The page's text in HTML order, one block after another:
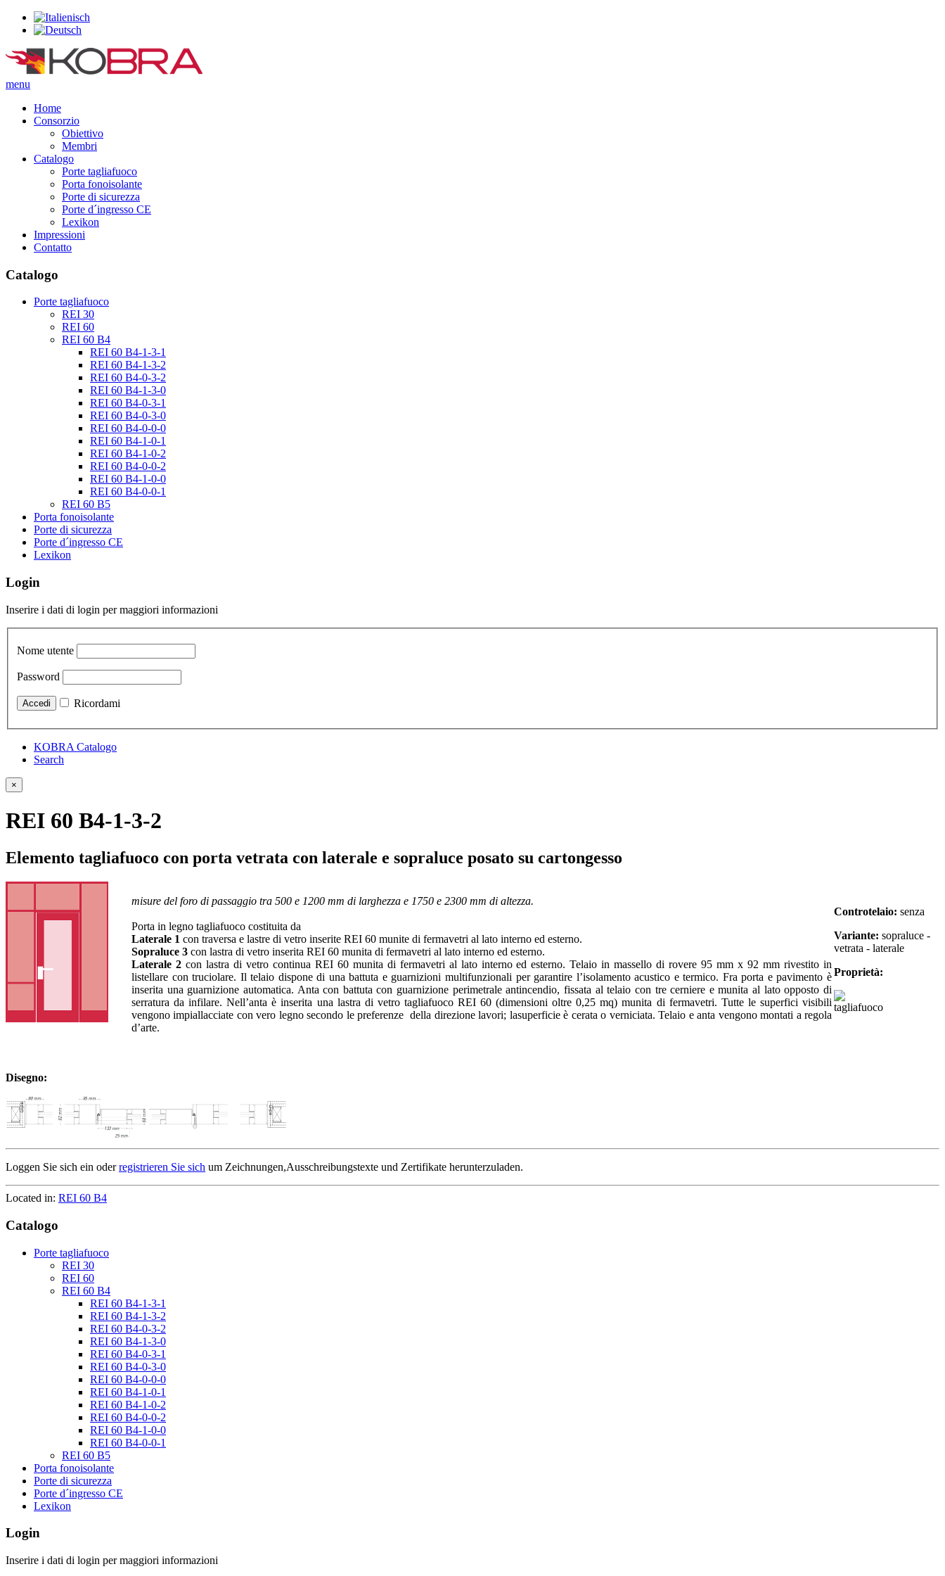
menu
Home
Consorzio
Obiettivo
Membri
Catalogo
Porte tagliafuoco
Porta fonoisolante
Porte di sicurezza
Porte d´ingresso CE
Lexikon
Impressioni
Contatto
Catalogo
Porte tagliafuoco
REI 30
REI 60
REI 60 B4
REI 60 B4-1-3-1
REI 60 B4-1-3-2
REI 60 B4-0-3-2
REI 60 B4-1-3-0
REI 60 B4-0-3-1
REI 60 B4-0-3-0
REI 60 B4-0-0-0
REI 60 B4-1-0-1
REI 60 B4-1-0-2
REI 60 B4-0-0-2
REI 60 B4-1-0-0
REI 60 B4-0-0-1
REI 60 B5
Porta fonoisolante
Porte di sicurezza
Porte d´ingresso CE
Lexikon
Login
Inserire i dati di login per maggiori informazioni
Nome utente
Password
Ricordami
KOBRA Catalogo
Search
×
REI 60 B4-1-3-2
Elemento tagliafuoco con porta vetrata con laterale e sopraluce posato su cartongesso
misure del foro di passaggio tra 500 e 1200 mm di larghezza e 1750 e 2300 mm di altezza.
Porta in legno tagliafuoco costituita da
Laterale 1 con traversa e lastre di vetro inserite REI 60 munite di fermavetri al lato interno ed esterno.
Sopraluce 3 con lastra di vetro inserita REI 60 munita di fermavetri al lato interno ed esterno.
Laterale 2con lastra di vetro continua REI 60 munita di fermavetri al lato interno ed esterno. Telaio in massello di rovere 95 mm x 92 mm rivestito in
listellare con truciolare. Il telaio dispone di una battuta e guarnizioni multifunzionali per garantire l’isolamento acustico e termico. Fra porta e pavimento è
inserita una guarnizione automatica. Anta con battuta con guarnizione perimetrale antincendio, fissata al telaio con tre cerniere e munita al lato opposto di
serratura da infilare. Nell’anta è inserita una lastra di vetro tagliafuoco REI 60 (dimensioni oltre 0,25 mq) munita di fermavetri. Tutte le superfici visibili
vengono impiallacciate con vero legno secondo le preferenze della direzione lavori; lasuperficie è cerata o verniciata. Telaio e anta vengono montati a regola
d’arte.
Controtelaio: senza
Variante: sopraluce -
vetrata - laterale
Proprietà:
Disegno:
Loggen Sie sich ein oderregistrieren Sie sich um Zeichnungen,Ausschreibungstexte und Zertifikate herunterzuladen.
Located in: REI 60 B4
Catalogo
Porte tagliafuoco
REI 30
REI 60
REI 60 B4
REI 60 B4-1-3-1
REI 60 B4-1-3-2
REI 60 B4-0-3-2
REI 60 B4-1-3-0
REI 60 B4-0-3-1
REI 60 B4-0-3-0
REI 60 B4-0-0-0
REI 60 B4-1-0-1
REI 60 B4-1-0-2
REI 60 B4-0-0-2
REI 60 B4-1-0-0
REI 60 B4-0-0-1
REI 60 B5
Porta fonoisolante
Porte di sicurezza
Porte d´ingresso CE
Lexikon
Login
Inserire i dati di login per maggiori informazioni